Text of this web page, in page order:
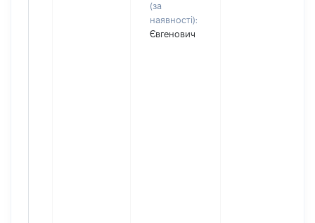
(за
наявності):
Євгенович